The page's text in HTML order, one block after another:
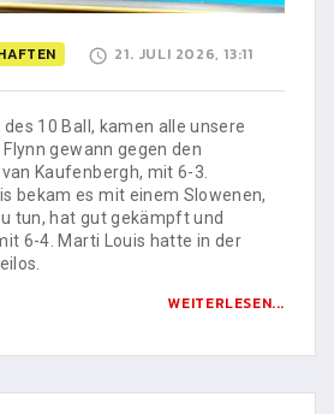
21. JULI 2026, 13:11
des 10 Ball, kamen alle unsere
gewann gegen den
Kaufenbergh, mit 6-3.
bekam es mit einem Slowenen,
tun, hat gut gekämpft und
6-4. Marti Louis hatte in der
WEITERLESEN...